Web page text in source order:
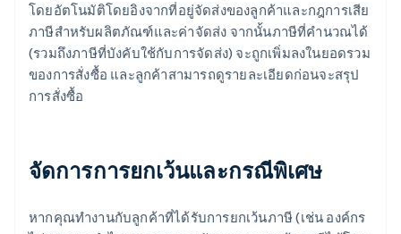
โดยอัตโนมัติโดยอิงจากที่อยู่จัดส่งของลูกค้าและกฎการเสีย
ภาษีสำหรับผลิตภัณฑ์และค่าจัดส่ง จากนั้นภาษีที่คำนวณได้
(รวมถึงภาษีที่บังคับใช้กับการจัดส่ง) จะถูกเพิ่มลงในยอดรวม
ของการสั่งซื้อ และลูกค้าสามารถดูรายละเอียดก่อนจะสรุป
การสั่งซื้อ
จัดการการยกเว้นและกรณีพิเศษ
หากคุณทำงานกับลูกค้าที่ได้รับการยกเว้นภาษี (เช่น องค์กร